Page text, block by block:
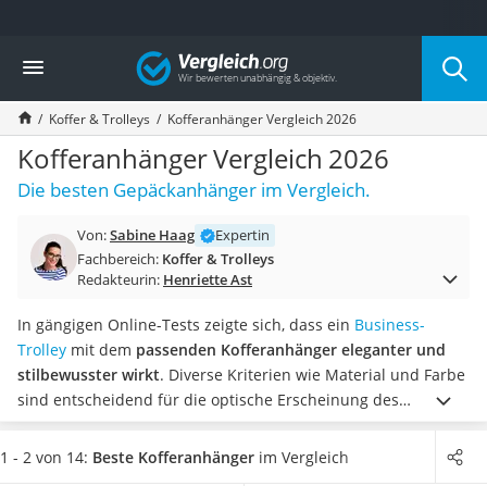
Die beliebtesten Vergleiche nach Kategorie
Freizeit & Sport
Gartentrampolin
Trampolin
Metalldetektor
Eufab-Fahrradträger
Trampolin 366 cm
Aluminium-Koffer
Futterboot
E-Bike-Dreirad
Trekkingschuhe Herren
Reisetasche mit Rollen
Klimmzugstation
Koffer
Nachtsichtgerät
Vergleich
Koffer & Trolleys Kofferanhänger Vergleich 2026
Kofferanhänger Vergleich 2026
Die besten Gepäckanhänger im Vergleich.
Von:Sabine Haag
Expertin
Fachbereich: Koffer & Trolleys
Redakteurin: Henriette Ast
In gängigen Online-Tests zeigte sich, dass ein Business-
Trolley mit dem passenden Kofferanhänger eleganter und
stilbewusster wirkt. Diverse Kriterien wie Material und Farbe
sind entscheidend für die optische Erscheinung des
Kofferanhängers. Bei der Wahl des richtigen
Gepäckanhängers empfehlen wir stets auf die Verarbeitung
1 - 2 von 14: Beste Kofferanhänger im Vergleich